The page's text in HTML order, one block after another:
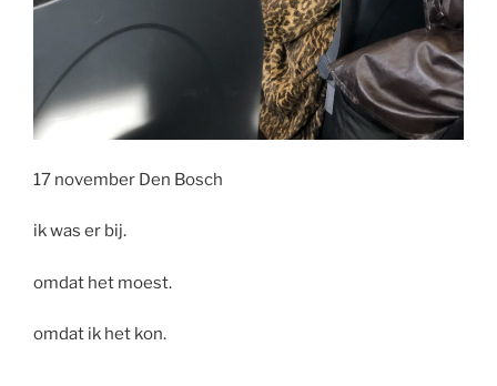
17 november Den Bosch
ik was er bij.
omdat het moest.
omdat ik het kon.